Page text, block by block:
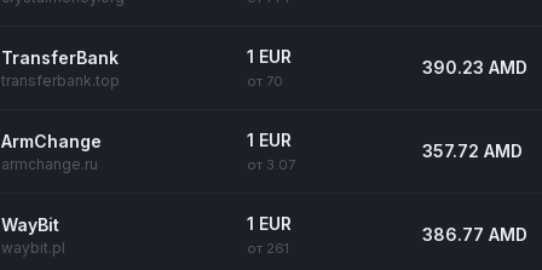
TransferBank
transferbank.top
1 EUR
от 70
390.23 AMD
ArmChange
armchange.ru
1 EUR
от 3.07
357.72 AMD
WayBit
waybit.pl
1 EUR
от 261
386.77 AMD